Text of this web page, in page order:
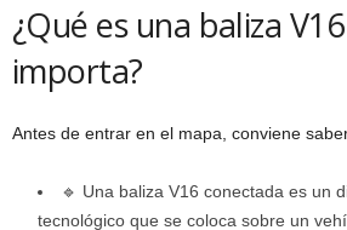
¿Qué es una baliza
importa?
Antes de entrar en el mapa, conviene
🔹 Una baliza V16 conectada es un
tecnológico que se coloca sobre un